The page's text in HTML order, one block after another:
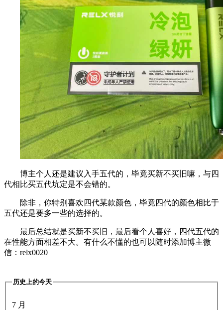
博主个人还是建议入手五代的，毕竟买新不买旧嘛，与四
代相比买五代坑定是不会错的。
除非，你特别喜欢四代某款颜色，毕竟四代的颜色相比于
五代还是要多一些的选择的。
最后总结就是买新不买旧，最后看个人喜好，四代五代的
在性能方面相差不大。有什么不懂的也可以随时添加博主微
信：relx0020
历史上的今天
7 月